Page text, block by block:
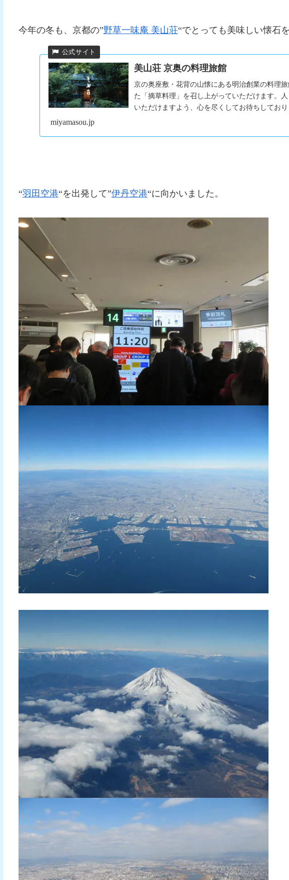
今年の冬も、京都の”野草一味庵 美山荘“でとっても美味しい懐石
美山荘 京奥の料理旅館
京の奥座敷・花背の山懐にある明治創業の料理
た「摘草料理」を召し上がっていただけます。
いただけますよう、心を尽くしてお待ちしており
miyamasou.jp
“羽田空港“を出発して”伊丹空港“に向かいました。